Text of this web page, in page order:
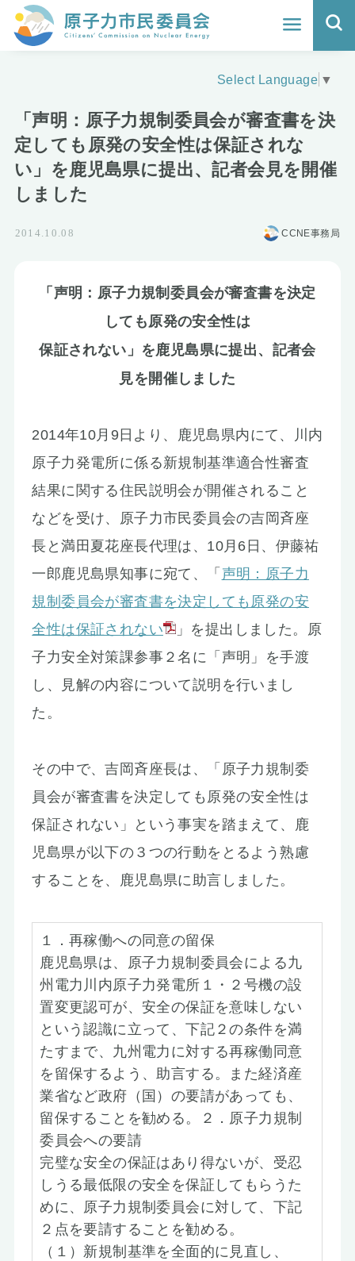
ホーム
地震と原発の安全性
核のごみの行方と課題
原子力市民委員会について
お知らせ
Select Language ▼
「声明：原子力規制委員会が審査書を決
定しても原発の安全性は保証されな
い」を鹿児島県に提出、記者会見を開催
しました
2014.10.08 CCNE事務局
「声明：原子力規制委員会が審査書を決定
しても原発の安全性は
保証されない」を鹿児島県に提出、記者会
見を開催しました
2014年10月9日より、鹿児島県内にて、川内
原子力発電所に係る新規制基準適合性審査
結果に関する住民説明会が開催されること
などを受け、原子力市民委員会の吉岡斉座
長と満田夏花座長代理は、10月6日、伊藤祐
一郎鹿児島県知事に宛て、「 声明：原子力
規制委員会が審査書を決定しても原発の安
全性は保証されない
」を提出しました。原
子力安全対策課参事２名に「声明」を手渡
し、見解の内容について説明を行いまし
た。
その中で、吉岡斉座長は、「原子力規制委
員会が審査書を決定しても原発の安全性は
保証されない」という事実を踏まえて、鹿
児島県が以下の３つの行動をとるよう熟慮
することを、鹿児島県に助言しました。
１．再稼働への同意の留保
鹿児島県は、原子力規制委員会による九
州電力川内原子力発電所１・２号機の設
置変更認可が、安全の保証を意味しない
という認識に立って、下記２の条件を満
たすまで、九州電力に対する再稼働同意
を留保するよう、助言する。また経済産
業省など政府（国）の要請があっても、
留保することを勧める。２．原子力規制
委員会への要請
完璧な安全の保証はあり得ないが、受忍
しうる最低限の安全を保証してもらうた
めに、原子力規制委員会に対して、下記
２点を要請することを勧める。
（１）新規制基準を全面的に見直し、